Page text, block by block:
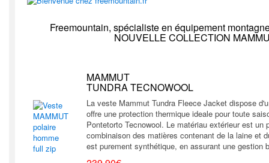
Freemountain, spécialiste en équipement
NOUVELLE COLLECTION
MAMMUT
TUNDRA TECNOWOOL
La veste Mammut Tundra Fleece Jacket dispose
offre une protection thermique ideale pour toute
Pontetorto Tecnowool. Le matériau extérieur est un
combinaison des matières contenant de la laine et
est purement synthétique, en assurant une gestion